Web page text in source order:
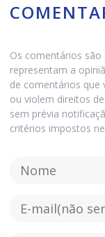
Os comentários são
representam a
de comentários que
ou violem direitos
sem prévia
critérios impostos